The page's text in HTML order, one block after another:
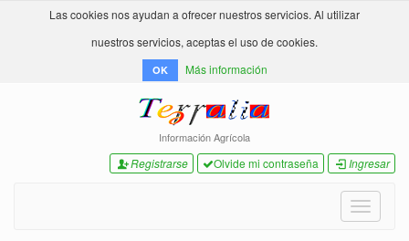
Las cookies nos ayudan a ofrecer nuestros servicios. Al utilizar
nuestros servicios, aceptas el uso de cookies.
OK Más información
Información Agrícola
Registrarse Olvide mi contraseña Ingresar
Toggle